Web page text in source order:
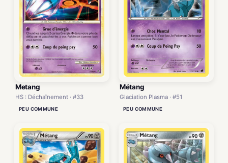
Metang
HS : Déchaînement · #33
PEU COMMUNE
Métang
Glaciation Plasma · #51
PEU COMMUNE